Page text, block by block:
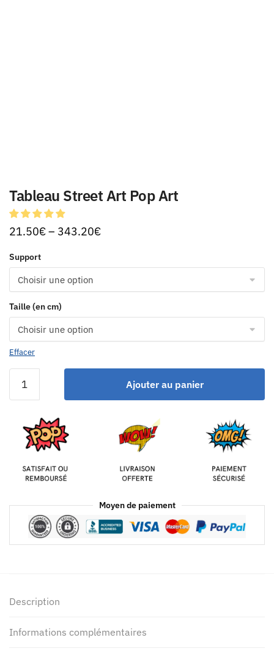
Tableau Street Art Pop Art
21.50€– 343.20€
Support
Taille (en cm)
Effacer
Ajouter au panier
Moyen de paiement
Description
Informations complémentaires